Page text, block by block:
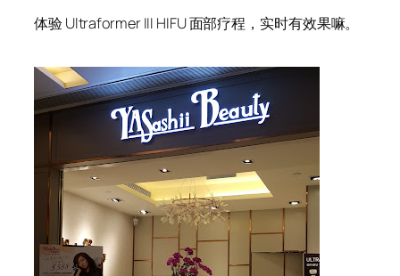
体验 Ultraformer III HIFU 面部疗程，实时有效果嘛。